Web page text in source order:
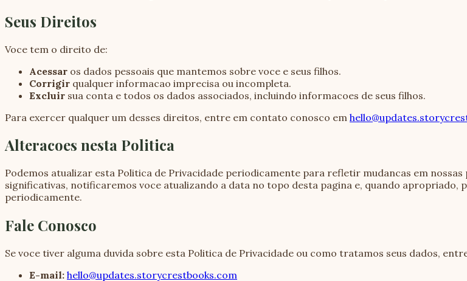
Seus Direitos
Voce tem o direito de:
Acessar os dados pessoais que mantemos sobre voce e seus filhos.
Corrigir qualquer informacao imprecisa ou incompleta.
Excluir sua conta e todos os dados associados, incluindo informacoes de seus filhos.
Para exercer qualquer um desses direitos, entre em contato conosco em
Alteracoes nesta Politica
Podemos atualizar esta Politica de Privacidade periodicamente para refletir mudancas em
significativas, notificaremos voce atualizando a data no topo desta pagina e, quando
periodicamente.
Fale Conosco
Se voce tiver alguma duvida sobre esta Politica de Privacidade ou como tratamos seus dados,
E-mail: hello@updates.storycrestbooks.com